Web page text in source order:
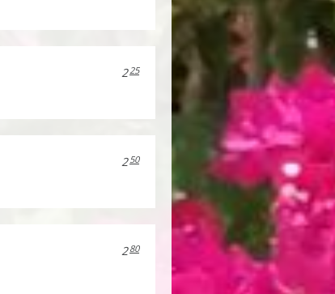
2 25
2 50
2 80